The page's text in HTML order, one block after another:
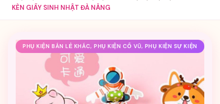
KÈN GIẤY SINH NHẬT ĐÀ NẴNG
PHỤ KIỆN BÁN LẺ KHÁC, PHỤ KIỆN CỔ VŨ, PHỤ KIỆN SỰ KIỆN